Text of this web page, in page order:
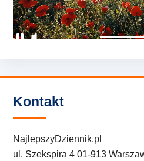
Kontakt
NajlepszyDziennik.pl
ul. Szekspira 4 01-913